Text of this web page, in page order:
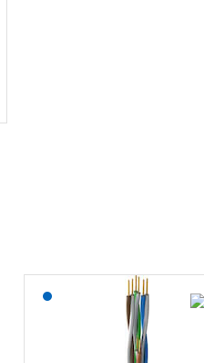
Lagerført: NEK Kabel